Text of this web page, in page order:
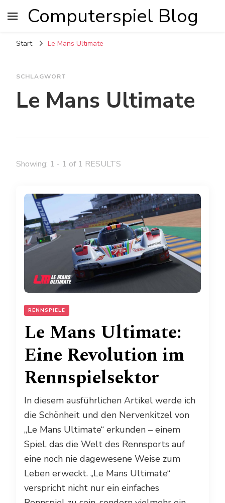
Computerspiel Blog
Start Le Mans Ultimate
SCHLAGWORT
Le Mans Ultimate
Showing: 1 - 1 of 1 RESULTS
RENNSPIELE
Le Mans Ultimate:
Eine Revolution im
Rennspielsektor
In diesem ausführlichen Artikel werde ich
die Schönheit und den Nervenkitzel von
„Le Mans Ultimate“ erkunden – einem
Spiel, das die Welt des Rennsports auf
eine noch nie dagewesene Weise zum
Leben erweckt. „Le Mans Ultimate“
verspricht nicht nur ein einfaches